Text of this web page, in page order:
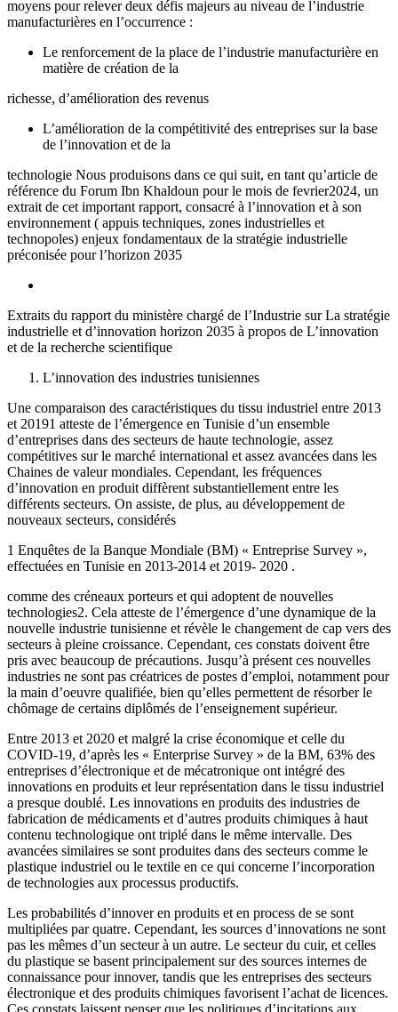
moyens pour relever deux défis majeurs au niveau de l’industrie
manufacturières en l’occurrence :
Le renforcement de la place de l’industrie manufacturière en
matière de création de la
richesse, d’amélioration des revenus
L’amélioration de la compétitivité des entreprises sur la base
de l’innovation et de la
technologie Nous produisons dans ce qui suit, en tant qu’article de
référence du Forum Ibn Khaldoun pour le mois de fevrier2024, un
extrait de cet important rapport, consacré à l’innovation et à son
environnement ( appuis techniques, zones industrielles et
technopoles) enjeux fondamentaux de la stratégie industrielle
préconisée pour l’horizon 2035
Extraits du rapport du ministère chargé de l’Industrie sur La stratégie
industrielle et d’innovation horizon 2035 à propos de L’innovation
et de la recherche scientifique
L’innovation des industries tunisiennes
Une comparaison des caractéristiques du tissu industriel entre 2013
et 20191 atteste de l’émergence en Tunisie d’un ensemble
d’entreprises dans des secteurs de haute technologie, assez
compétitives sur le marché international et assez avancées dans les
Chaines de valeur mondiales. Cependant, les fréquences
d’innovation en produit diffèrent substantiellement entre les
différents secteurs. On assiste, de plus, au développement de
nouveaux secteurs, considérés
1 Enquêtes de la Banque Mondiale (BM) « Entreprise Survey »,
effectuées en Tunisie en 2013-2014 et 2019- 2020 .
comme des créneaux porteurs et qui adoptent de nouvelles
technologies2. Cela atteste de l’émergence d’une dynamique de la
nouvelle industrie tunisienne et révèle le changement de cap vers des
secteurs à pleine croissance. Cependant, ces constats doivent être
pris avec beaucoup de précautions. Jusqu’à présent ces nouvelles
industries ne sont pas créatrices de postes d’emploi, notamment pour
la main d’oeuvre qualifiée, bien qu’elles permettent de résorber le
chômage de certains diplômés de l’enseignement supérieur.
Entre 2013 et 2020 et malgré la crise économique et celle du
COVID-19, d’après les « Enterprise Survey » de la BM, 63% des
entreprises d’électronique et de mécatronique ont intégré des
innovations en produits et leur représentation dans le tissu industriel
a presque doublé. Les innovations en produits des industries de
fabrication de médicaments et d’autres produits chimiques à haut
contenu technologique ont triplé dans le même intervalle. Des
avancées similaires se sont produites dans des secteurs comme le
plastique industriel ou le textile en ce qui concerne l’incorporation
de technologies aux processus productifs.
Les probabilités d’innover en produits et en process de se sont
multipliées par quatre. Cependant, les sources d’innovations ne sont
pas les mêmes d’un secteur à un autre. Le secteur du cuir, et celles
du plastique se basent principalement sur des sources internes de
connaissance pour innover, tandis que les entreprises des secteurs
électronique et des produits chimiques favorisent l’achat de licences.
Ces constats laissent penser que les politiques d’incitations aux